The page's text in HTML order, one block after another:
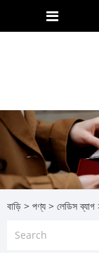
বাড়ি > পণ্য > লেডিস ব্যাগ